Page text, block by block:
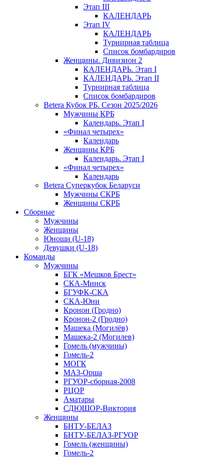
Этап III
КАЛЕНДАРЬ
Этап IV
КАЛЕНДАРЬ
Турнирная таблица
Список бомбардиров
Женщины. Дивизион 2
КАЛЕНДАРЬ. Этап I
КАЛЕНДАРЬ. Этап II
Турнирная таблица
Список бомбардиров
Betera Кубок РБ. Сезон 2025/2026
Мужчины КРБ
Календарь. Этап I
«Финал четырех»
Календарь
Женщины КРБ
Календарь. Этап I
«Финал четырех»
Календарь
Betera Суперкубок Беларуси
Мужчины СКРБ
Женщины СКРБ
Сборные
Мужчины
Женщины
Юноши (U-18)
Девушки (U-18)
Команды
Мужчины
БГК «Мешков Брест»
СКА-Минск
БГУФК-СКА
СКА-Юни
Кронон (Гродно)
Кронон-2 (Гродно)
Машека (Могилёв)
Машека-2 (Могилев)
Гомель (мужчины)
Гомель-2
МОГК
МАЗ-Орша
РГУОР-сборная-2008
РЦОР
Аматары
СДЮШОР-Виктория
Женщины
БНТУ-БЕЛАЗ
БНТУ-БЕЛАЗ-РГУОР
Гомель (женщины)
Гомель-2